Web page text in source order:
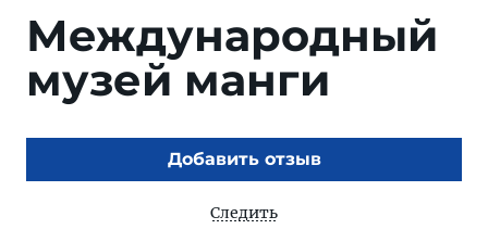
Международный
музей манги
Добавить отзыв
Следить